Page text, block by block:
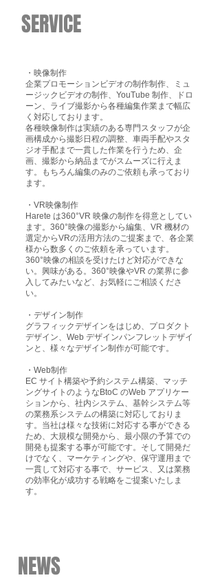
​SERVICE
・映像制作
企業プロモーションビデオの制作制作、ミュ
ージックビデオの制作、YouTube 制作、ドロ
ーン、ライブ撮影から各種編集作業まで幅広
く対応しております。
各種映像制作は実績のある専門スタッフが企
画構成から撮影日程の調整、車両手配やスタ
ジオ手配まで一貫した作業を行うため、企
画、撮影から納品までがスムーズに行えま
す。もちろん編集のみのご依頼も承っており
ます。
・VR映像制作
Harete は360°VR 映像の制作を得意としてい
ます。360°映像の撮影から編集、VR 機材の
選定からVRの活用方法のご提案まで、各企業
様から数多くのご依頼を承っています。
360°映像の相談を受けたけど対応ができな
い。興味がある。360°映像やVR の業界に参
入してみたいなど、お気軽にご相談くださ
い。
・デザイン制作
グラフィックデザインをはじめ、プロダクト
デザイン、Web デザインパンフレットデザイ
ンと、様々なデザイン制作が可能です。
​・Web制作
EC サイト構築や予約システム構築、マッチ
ングサイトのようなBtoC のWeb アプリケー
ションから、社内システム、基幹システム等
の業務系システムの構築に対応しておりま
す。当社は様々な技術に対応する事ができる
ため、大規模な開発から、最小限の予算での
開発も提案する事が可能です。そして開発だ
けでなく、マーケティングや、保守運用まで
一貫して対応する事で、サービス、又は業務
の効率化が成功する戦略をご提案いたしま
す。
​NEWS